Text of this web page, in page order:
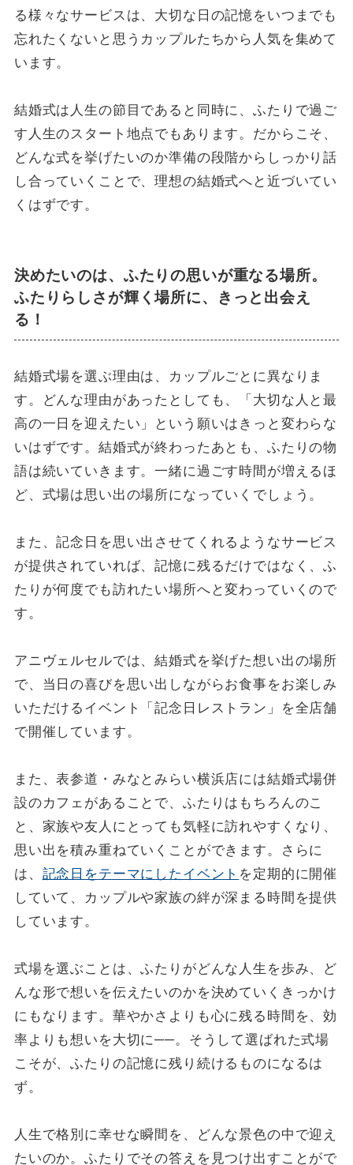
る様々なサービスは、大切な日の記憶をいつまでも
忘れたくないと思うカップルたちから人気を集めて
います。
結婚式は人生の節目であると同時に、ふたりで過ご
す人生のスタート地点でもあります。だからこそ、
どんな式を挙げたいのか準備の段階からしっかり話
し合っていくことで、理想の結婚式へと近づいてい
くはずです。
決めたいのは、ふたりの思いが重なる場所。
ふたりらしさが輝く場所に、きっと出会え
る！
結婚式場を選ぶ理由は、カップルごとに異なりま
す。どんな理由があったとしても、「大切な人と最
高の一日を迎えたい」という願いはきっと変わらな
いはずです。結婚式が終わったあとも、ふたりの物
語は続いていきます。一緒に過ごす時間が増えるほ
ど、式場は思い出の場所になっていくでしょう。
また、記念日を思い出させてくれるようなサービス
が提供されていれば、記憶に残るだけではなく、ふ
たりが何度でも訪れたい場所へと変わっていくので
す。
アニヴェルセルでは、結婚式を挙げた想い出の場所
で、当日の喜びを思い出しながらお食事をお楽しみ
いただけるイベント「記念日レストラン」を全店舗
で開催しています。
また、表参道・みなとみらい横浜店には結婚式場併
設のカフェがあることで、ふたりはもちろんのこ
と、家族や友人にとっても気軽に訪れやすくなり、
思い出を積み重ねていくことができます。さらに
は、 記念日をテーマにしたイベント を定期的に開催
していて、カップルや家族の絆が深まる時間を提供
しています。
式場を選ぶことは、ふたりがどんな人生を歩み、ど
んな形で想いを伝えたいのかを決めていくきっかけ
にもなります。華やかさよりも心に残る時間を、効
率よりも想いを大切に──。そうして選ばれた式場
こそが、ふたりの記憶に残り続けるものになるは
ず。
人生で格別に幸せな瞬間を、どんな景色の中で迎え
たいのか。ふたりでその答えを見つけ出すことがで